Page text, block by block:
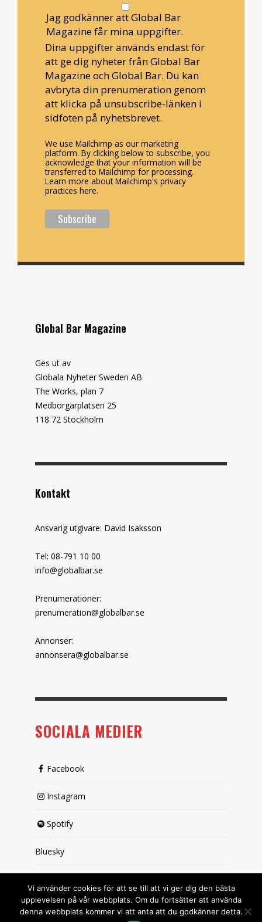
Jag godkänner att Global Bar
Magazine får mina uppgifter.
Dina uppgifter används endast för
att ge dig nyheter från Global Bar
Magazine och Global Bar. Du kan
avbryta din prenumeration genom
att klicka på unsubscribe-länken i
sidfoten på nyhetsbrevet.
We use Mailchimp as our marketing
platform. By clicking below to subscribe, you
acknowledge that your information will be
transferred to Mailchimp for processing.
Learn more about Mailchimp's privacy
practices here.
Global Bar Magazine
Ges ut av
Globala Nyheter Sweden AB
The Works, plan 7
Medborgarplatsen 25
118 72 Stockholm
Kontakt
Ansvarig utgivare: David Isaksson
Tel: 08-791 10 00
info@globalbar.se
Prenumerationer:
prenumeration@globalbar.se
Annonser:
annonsera@globalbar.se
SOCIALA MEDIER
Facebook
Instagram
Spotify
Bluesky
Vi använder cookies för att se till att vi ger dig den bästa
upplevelsen på vår webbplats. Om du fortsätter att använda
denna webbplats kommer vi att anta att du godkänner detta.